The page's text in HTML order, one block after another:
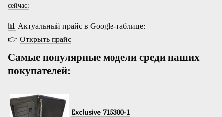
сейчас:
📊 Актуальный прайс в Google-таблице:
👉 Открыть прайс
Самые популярные модели среди наших
покупателей:
Exclusive 715300-1